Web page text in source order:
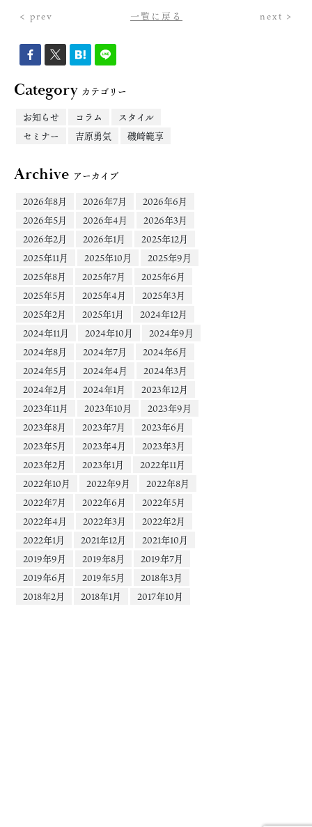
< prev 一覧に戻る next >
Categoryカテゴリー
お知らせ
コラム
スタイル
セミナー
吉原勇気 磯崎範享
Archive アーカイブ
2026年8月
2026年7月
2026年6月
2026年5月
2026年4月
2026年3月
2026年2月
2026年1月
2025年12月
2025年11月
2025年10月
2025年9月
2025年8月
2025年7月
2025年6月
2025年5月
2025年4月
2025年3月
2025年2月
2025年1月
2024年12月
2024年11月
2024年10月
2024年9月
2024年8月
2024年7月
2024年6月
2024年5月
2024年4月
2024年3月
2024年2月
2024年1月
2023年12月
2023年11月
2023年10月
2023年9月
2023年8月
2023年7月
2023年6月
2023年5月
2023年4月
2023年3月
2023年2月
2023年1月
2022年11月
2022年10月
2022年9月
2022年8月
2022年7月
2022年6月
2022年5月
2022年4月
2022年3月
2022年2月
2022年1月
2021年12月
2021年10月
2019年9月
2019年8月
2019年7月
2019年6月
2019年5月
2018年3月
2018年2月
2018年1月 2017年10月